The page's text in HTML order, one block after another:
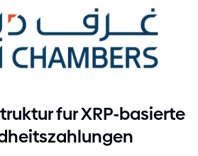
fur XRP-basierte